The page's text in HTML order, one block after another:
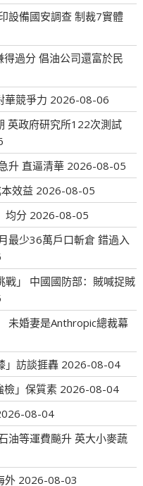
設備國安調查 制裁7實體
過分 倡油公司還富於民
華競爭力 2026-08-06
英政府研究所122次測試
升 直逼清華 2026-08-05
效益 2026-08-05
均分 2026-08-05
最少36萬戶口斬倉 錯過入
戰」 中國國防部：賊喊捉賊
婚妻是Anthropic總裁幕
」訪談捱轟 2026-08-04
檢」保質素 2026-08-04
08-04
油等運費飈升 英大小麥蔬
外 2026-08-03